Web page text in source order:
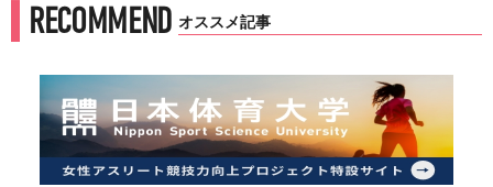
RECOMMEND オススメ記事